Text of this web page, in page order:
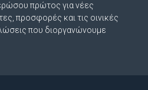
πρώτος για νέες
προσφορές και τις οινικές
που διοργανώνουμε